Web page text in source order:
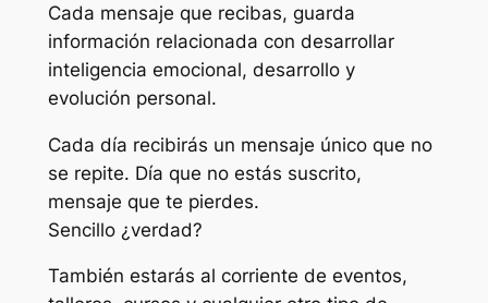
Cada mensaje que recibas, guarda
información relacionada con desarrollar
inteligencia emocional, desarrollo y
evolución personal.
Cada día recibirás un mensaje único que no
se repite. Día que no estás suscrito,
mensaje que te pierdes.
Sencillo ¿verdad?
También estarás al corriente de eventos,